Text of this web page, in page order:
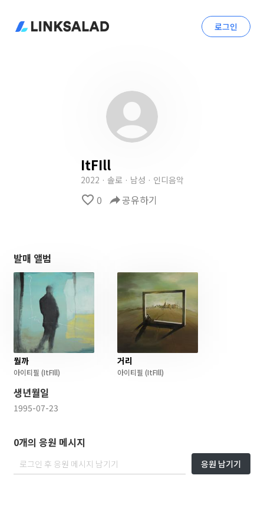
로그인
ItFIll
2022 · 솔로 · 남성 · 인디음악
favorite_border 0 reply공유하기
발매 앨범
뭘까
아이티필 (ItFIll)
거리
아이티필 (ItFIll)
생년월일
1995-07-23
0개의 응원 메시지
응원 남기기